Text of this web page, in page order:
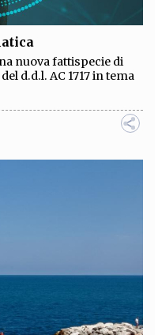
nuova fattispecie di
d.d.l. AC 1717 in tema